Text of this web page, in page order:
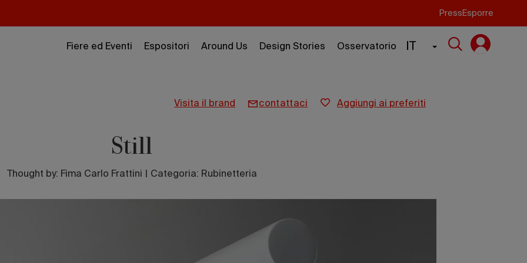
Press Esporre
Fiere ed Eventi Espositori Around Us Design Stories Osservatorio IT
visita il brand contattaci aggiungi ai preferiti
Still
Thought by: Fima Carlo Frattini Categoria: Rubinetteria